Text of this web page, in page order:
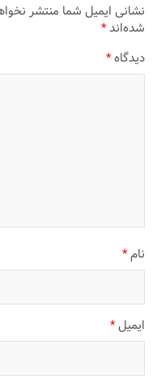
نشانی ایمیل شما منتشر
شده‌اند*
دیدگاه*
نام*
ایمیل*